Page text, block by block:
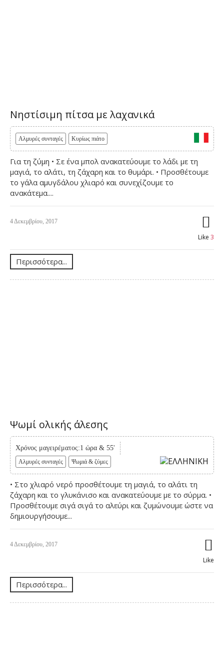
Νηστίσιμη πίτσα με λαχανικά
Αλμυρές συνταγές Κυρίως πιάτο
Για τη ζύμη • Σε ένα μπολ ανακατεύουμε το λάδι με τη
μαγιά, το αλάτι, τη ζάχαρη και το θυμάρι. • Προσθέτουμε
το γάλα αμυγδάλου χλιαρό και συνεχίζουμε το
ανακάτεμα....
4 Δεκεμβρίου, 2017
Like 3
Περισσότερα...
Ψωμί ολικής άλεσης
Χρόνος μαγειρέματος:1 ώρα & 55'
Αλμυρές συνταγές Ψωμιά & ζύμες
• Στο χλιαρό νερό προσθέτουμε τη μαγιά, το αλάτι τη
ζάχαρη και το γλυκάνισο και ανακατεύουμε με το σύρμα. •
Προσθέτουμε σιγά σιγά το αλεύρι και ζυμώνουμε ώστε να
δημιουργήσουμε...
4 Δεκεμβρίου, 2017
Like
Περισσότερα...